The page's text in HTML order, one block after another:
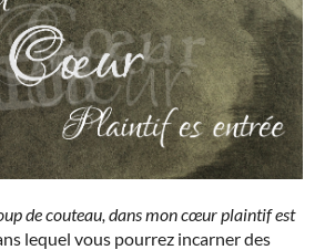
de couteau, dans mon cœur plaintif est
lequel vous pourrez incarner des